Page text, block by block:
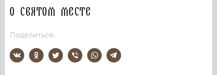
О святом месте
Поделиться: